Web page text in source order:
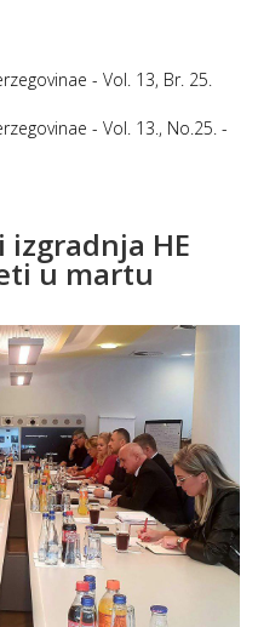
- Vol. 13, Br. 25.
- Vol. 13., No.25. -
HE
u martu